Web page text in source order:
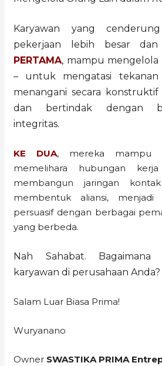
Karyawan yang
pekerjaan lebih besar
PERTAMA, mampu mengelola
– untuk mengatasi tekanan
menangani secara
dan bertindak dengan
integritas.
KE DUA, mereka mampu
memelihara hubungan
membangun jaringan
membentuk aliansi, menjadi
persuasif dengan berbagai
yang berbeda.
Nah Sahabat. Bagaimana
karyawan di perusahaan Anda?
Salam Luar Biasa Prima!
Wuryanano
Owner SWASTIKA PRIMA